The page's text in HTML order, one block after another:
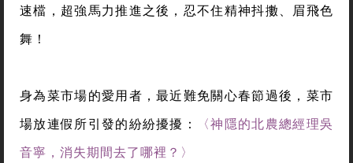
速檔，超強馬力推進之後，忍不住精神抖擻、眉飛色
舞！
身為菜市場的愛用者，最近難免關心春節過後，菜市
場放連假所引發的紛紛擾擾：
〈神隱的北農總經理吳
音寧，消失期間去了哪裡？〉